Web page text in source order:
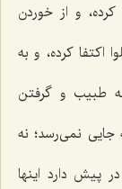
و از خوردن
کرده، و به
طبیب و گرفتن
نمی‌رسد؛ نه
پیش دارد اینها